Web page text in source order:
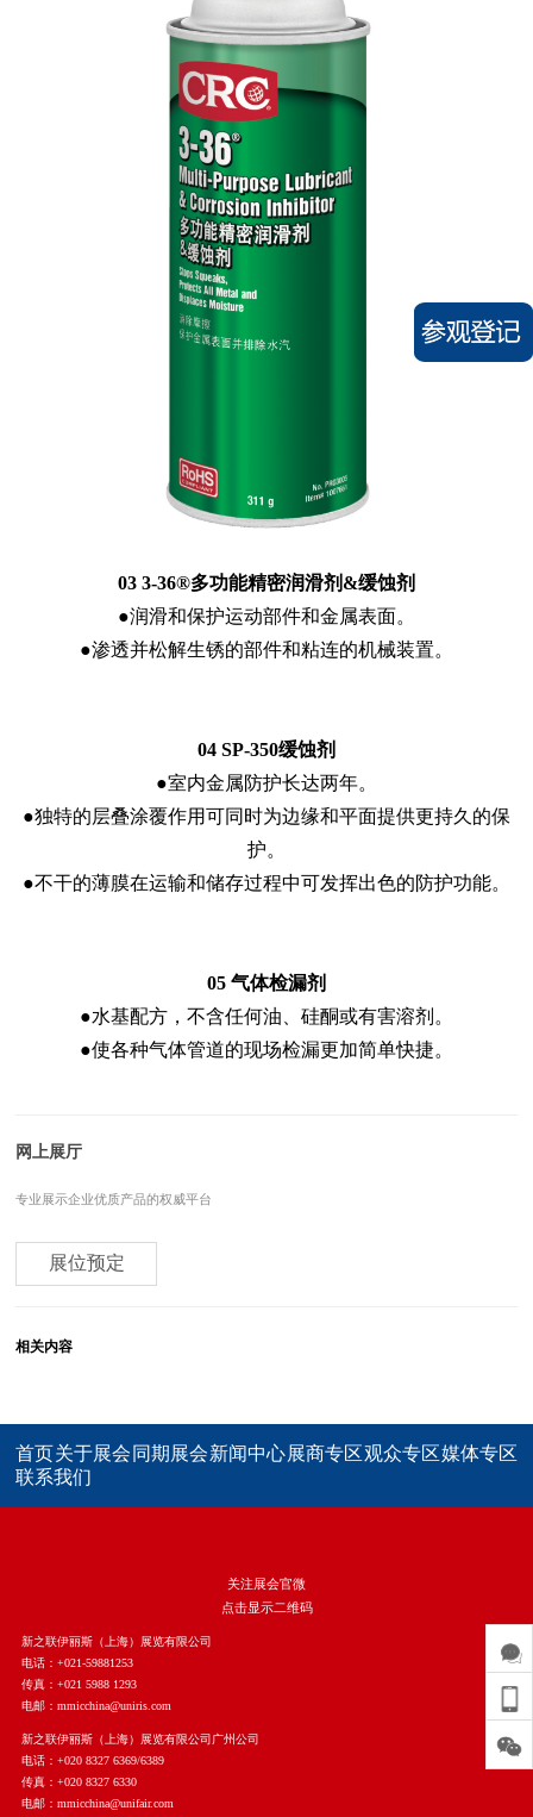
网上展厅
专业展示企业优质产品的权威平台
展位预定
相关内容
03 3-36®多功能精密润滑剂&缓蚀剂
●润滑和保护运动部件和金属表面。
●渗透并松解生锈的部件和粘连的机械装置。
04 SP-350缓蚀剂
●室内金属防护长达两年。
●独特的层叠涂覆作用可同时为边缘和平面提供更持久的保
护。
●不干的薄膜在运输和储存过程中可发挥出色的防护功能。
05 气体检漏剂
●水基配方，不含任何油、硅酮或有害溶剂。
●使各种气体管道的现场检漏更加简单快捷。
首页关于展会 同期展会新闻中心展商专区观众专区媒体专区
联系我们
关注展会官微
点击显示二维码
新之联伊丽斯（上海）展览有限公司
电话：+021-59881253
传真：+021 5988 1293
电邮：mmicchina@uniris.com
新之联伊丽斯（上海）展览有限公司广州公司
电话：+020 8327 6369/6389
传真：+020 8327 6330
电邮：mmicchina@unifair.com